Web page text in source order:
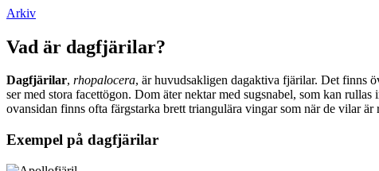
Arkiv
Vad är dagfjärilar?
Dagfjärilar, rhopalocera, är huvudsakligen dagaktiva fjärilar. Det finns
ser med stora facettögon. Dom äter nektar med sugsnabel, som kan
ovansidan finns ofta färgstarka brett triangulära vingar som när de vilar är
Exempel på dagfjärilar